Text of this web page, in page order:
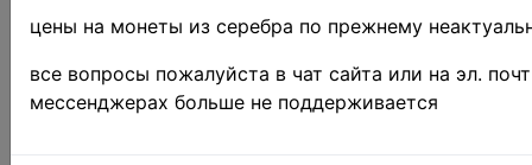
Stamps
»
Africa
»
цены на монеты из серебра по прежнему
все вопросы пожалуйста в чат сайта или на эл.
мессенджерах больше не поддерживается